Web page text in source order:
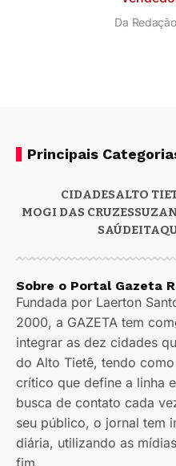
Da Redação
Principais
CIDADESALTO
MOGI DAS CRUZES
SAÚDE
Sobre o Portal Gazeta
Fundada por Laerton
2000, a GAZETA tem
integrar as dez cidades
do Alto Tietê, tendo
crítico que define a linha
busca de contato cada
seu público, o jornal tem
diária, utilizando as